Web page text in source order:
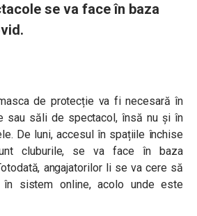
se va face în baza
de protecție va fi necesară în
sau săli de spectacol, însă nu și în
De luni, accesul în spațiile închise
cluburile, se va face în baza
angajatorilor li se va cere să
sistem online, acolo unde este